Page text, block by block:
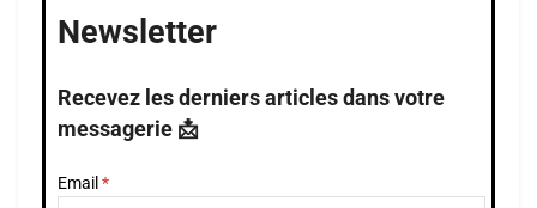
Newsletter
Recevez les derniers articles dans votre
messagerie 📩
Email